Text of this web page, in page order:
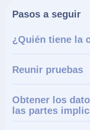
Pasos a seguir
¿Quién tiene la
Reunir pruebas
Obtener los
las partes